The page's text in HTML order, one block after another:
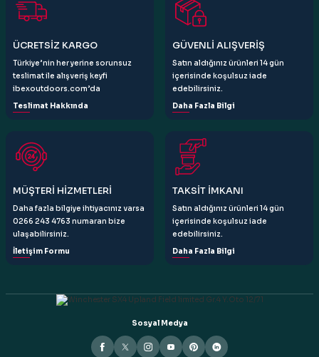
Ürün açıklamasında eksik bilgiler bulunuyor.
Bu ürüne benzer farklı alternatifler olmalı.
Gönder
ÜCRETSİZ KARGO
Türkiye’nin her yerine sorunsuz
teslimat ile alışveriş keyfi
ibexoutdoors.com’da
Teslimat Hakkında
GÜVENLİ ALIŞVERİŞ
Satın aldığınız ürünleri 14 gün
içerisinde koşulsuz iade
edebilirsiniz.
Daha Fazla Bilgi
MÜŞTERİ HİZMETLERİ
Daha fazla bilgiye ihtiyacınız varsa
0266 243 4763 numaran bize
ulaşabilirsiniz.
İletişim Formu
TAKSİT İMKANI
Satın aldığınız ürünleri 14 gün
içerisinde koşulsuz iade
edebilirsiniz.
Daha Fazla Bilgi
Sosyal Medya